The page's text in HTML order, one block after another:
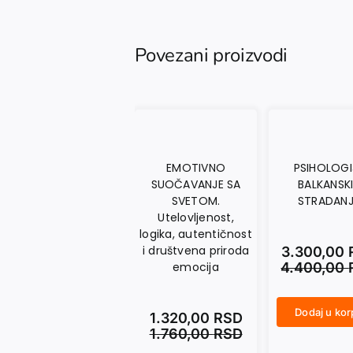
Povezani proizvodi
EMOTIVNO
SUOČAVANJE SA
SVETOM.
Utelovljenost,
logika, autentičnost
i društvena priroda
emocija
1.760,00RSD
1.320,00 RSD
4.400,00
3.300,00
Dodaj u